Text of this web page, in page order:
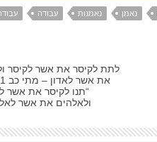
נאמן נאמנות עבודה
לתת לקיסר את אשר לקיסר
את
“תנו לקיסר את אשר
ולאלהים את אשר